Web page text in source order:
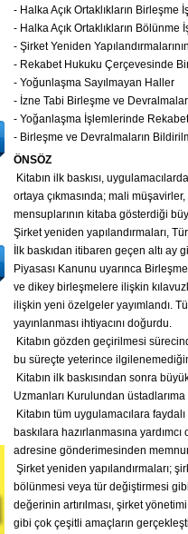
- Halka Açık Ortaklıkların Birleşme
- Halka Açık Ortaklıkların Bölünme
- Şirket Yeniden
- Rekabet Hukuku Çerçevesinde
- Yoğunlaşma Sayılmayan Haller
- İzne Tabi Birleşme ve Devralmalar
- Yoğanlaşma İşlemlerinde
- Birleşme ve Devralmaların
ÖNSÖZ
Kitabın ilk baskısı,
ortaya çıkmasında; mali
mensuplarının kitaba gösterdiği
Şirket yeniden yapılandırmaları,
İlk baskıdan itibaren geçen altı ay
Piyasası Kanunu uyarınca
ve dikey birleşmelere ilişkin
ilişkin yeni özelgeler yayımlandı.
yayınlanması ihtiyacını doğurdu.
Kitabın gözden geçirilmesi
bu süreçte yeterince
Kitabın ilk baskısından sonra
Uzmanları Kurulundan
Kitabın tüm uygulamacılara
baskılara hazırlanmasına
adresine gönderimesinden
Şirket yeniden yapılandırmaları;
bölünmesi veya tür değiştirmesi
değerinin artırılması, şirket
gibi çok çeşitli amaçların